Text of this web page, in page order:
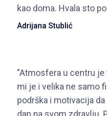
kao doma. Hvala sto
Adrijana Stublić
"Atmosfera u centru
mi je i velika ne samo
podrška i motivacija
dan na svom zdravlju.